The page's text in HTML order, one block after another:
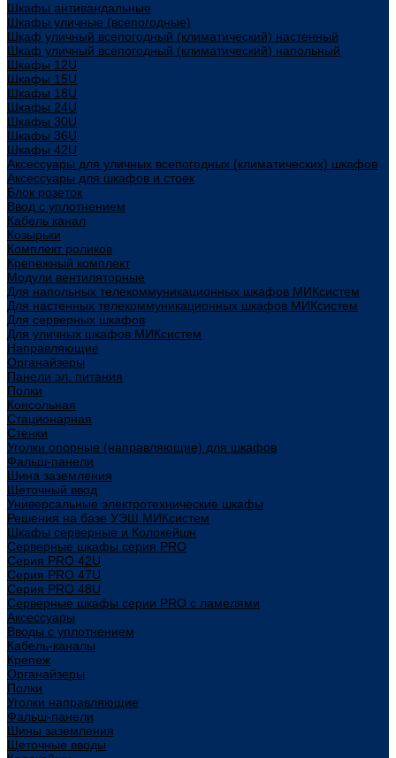
Шкафы антивандальные
Шкафы уличные (всепогодные)
Шкаф уличный всепогодный (климатический) настенный
Шкаф уличный всепогодный (климатический) напольный
Шкафы 12U
Шкафы 15U
Шкафы 18U
Шкафы 24U
Шкафы 30U
Шкафы 36U
Шкафы 42U
Аксессуары для уличных всепогодных (климатических) шкафов
Аксессуары для шкафов и стоек
Блок розеток
Ввод с уплотнением
Кабель канал
Козырьки
Комплект роликов
Крепежный комплект
Модули вентиляторные
Для напольных телекоммуникационных шкафов МИКсистем
Для настенных телекоммуникационных шкафов МИКсистем
Для серверных шкафов
Для уличных шкафов МИКсистем
Направляющие
Органайзеры
Панели эл. питания
Полки
Консольная
Стационарная
Стенки
Уголки опорные (направляющие) для шкафов
Фальш-панели
Шина заземления
Щеточный ввод
Универсальные электротехнические шкафы
Решения на базе УЭШ МИКсистем
Шкафы серверные и Колокейшн
Серверные шкафы серия PRO
Серия PRO 42U
Серия PRO 47U
Серия PRO 48U
Серверные шкафы серии PRO с ламелями
Аксессуары
Вводы с уплотнением
Кабель-каналы
Крепеж
Органайзеры
Полки
Уголки направляющие
Фальш-панели
Шины заземления
Щеточные вводы